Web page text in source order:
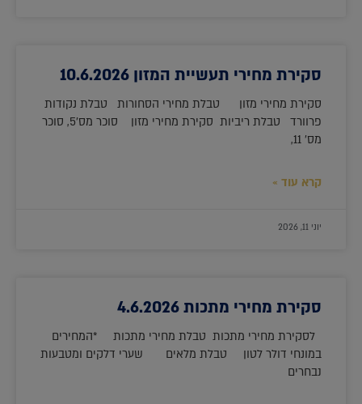
סקירת מחירי תעשיית המזון 10.6.2026
סקירת מחירי מזון טבלת מחירי הסחורות טבלת נקודות
פרוורד טבלת ריביות סקירת מחירי מזון סוכר מס'5, סוכר
מס' 11,
קרא עוד »
יוני 11, 2026
סקירת מחירי מתכות 4.6.2026
לסקירת מחירי מתכות טבלת מחירי מתכות *המחירים
במונחי דולר לטון טבלת מלאים שערי דלקים ומטבעות
נבחרים